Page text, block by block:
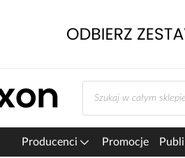
Producenci Promocje